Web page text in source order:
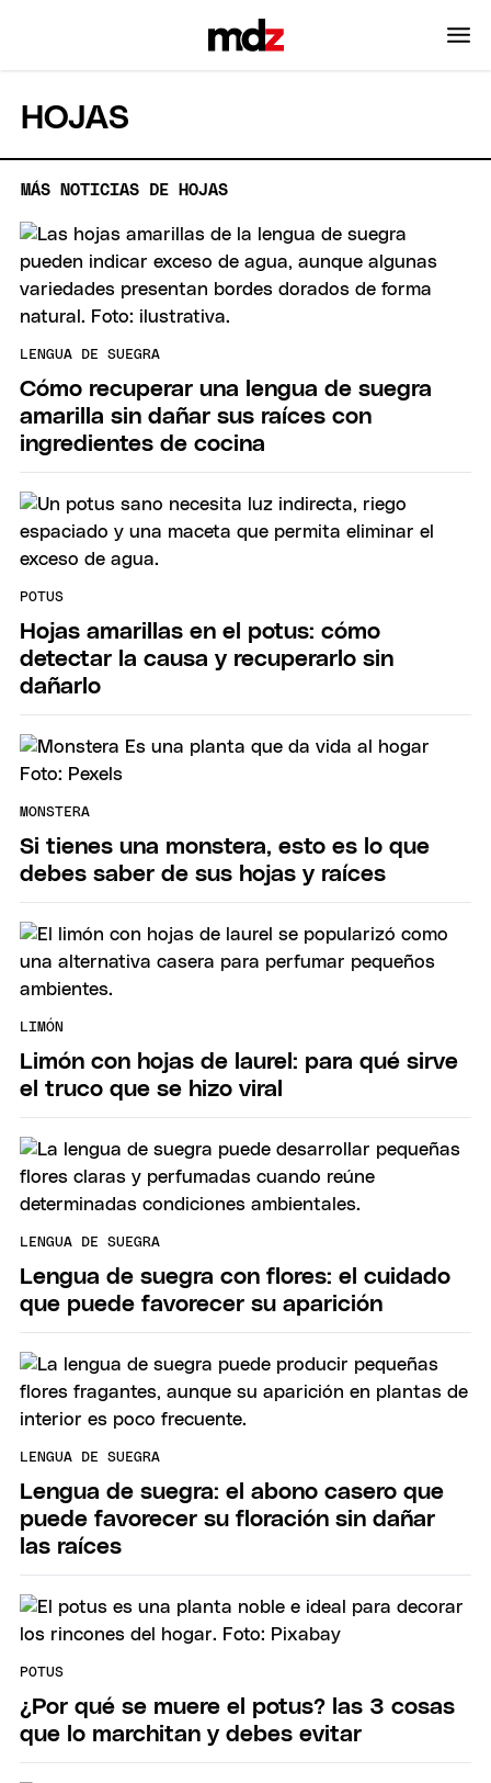
HOJAS
MÁS NOTICIAS DE HOJAS
LENGUA DE SUEGRA
Cómo recuperar una lengua de suegra
amarilla sin dañar sus raíces con
ingredientes de cocina
POTUS
Hojas amarillas en el potus: cómo
detectar la causa y recuperarlo sin
dañarlo
MONSTERA
Si tienes una monstera, esto es lo que
debes saber de sus hojas y raíces
LIMÓN
Limón con hojas de laurel: para qué sirve
el truco que se hizo viral
LENGUA DE SUEGRA
Lengua de suegra con flores: el cuidado
que puede favorecer su aparición
LENGUA DE SUEGRA
Lengua de suegra: el abono casero que
puede favorecer su floración sin dañar
las raíces
POTUS
¿Por qué se muere el potus? las 3 cosas
que lo marchitan y debes evitar